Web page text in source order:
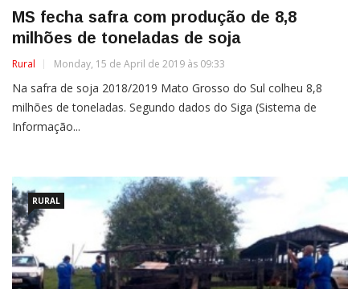
MS fecha safra com produção de 8,8
milhões de toneladas de soja
Rural Monday, 15 de April de 2019 às 09:33
Na safra de soja 2018/2019 Mato Grosso do Sul colheu 8,8
milhões de toneladas. Segundo dados do Siga (Sistema de
Informação...
RURAL